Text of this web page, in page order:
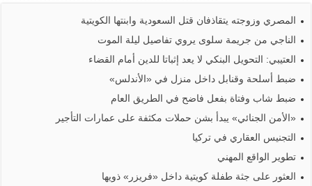
المصري وزوجته يتقاذفان قتل السعودية وابنتها الكويتية
الناجي من جريمة سلوى يروي تفاصيل ليلة الموت
العتيبي: التحويل البنكي لا يعد إثباتا للدين أمام القضاء
ضبط أسلحة وقنابل داخل منزل في «الأندلس»
ضبط شاب وفتاة بفعل فاضح في الطريق العام
«الأمن الجنائي» يبدأ بشن حملات مكثفة على عمارات التأجير
التجنيس العقاري في تركيا
تطوير الواقع المهني
العثور على جثة طفلة كويتية داخل «فريزر» ذويها